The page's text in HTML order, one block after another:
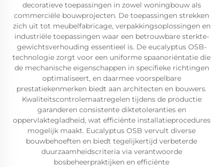
decoratieve toepassingen in zowel woningbouw als
commerciële bouwprojecten. De toepassingen strekken
zich uit tot meubelfabricage, verpakkingsoplossingen en
industriële toepassingen waar een betrouwbare sterkte-
gewichtsverhouding essentieel is. De eucalyptus OSB-
technologie zorgt voor een uniforme spaanoriëntatie die
de mechanische eigenschappen in specifieke richtingen
optimaliseert, en daarmee voorspelbare
prestatiekenmerken biedt aan architecten en bouwers.
Kwaliteitscontrolemaatregelen tijdens de productie
garanderen consistente diktetoleranties en
oppervlaktegladheid, wat efficiënte installatieprocedures
mogelijk maakt. Eucalyptus OSB vervult diverse
bouwbehoeften en biedt tegelijkertijd verbeterde
duurzaamheidscriteria via verantwoorde
bosbeheerpraktijken en efficiënte